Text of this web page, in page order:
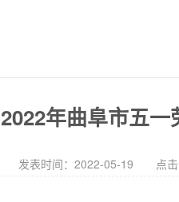
2022年曲阜市五一
发表时间：2022-05-19 点